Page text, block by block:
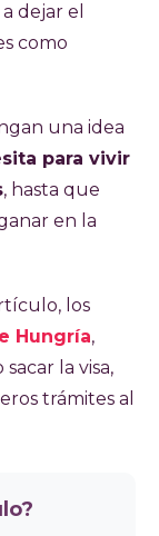
dejar el
como
una idea
para vivir
, hasta que
en la
los
Hungría,
la visa,
trámites al